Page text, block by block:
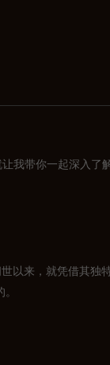
我带你一起深入了
以来，就凭借其独